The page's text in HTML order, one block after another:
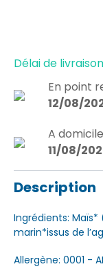
Délai de
En point
12/08/
A domicile
11/08/
Description
Ingrédients:
marin*issus de
Allergène: 0001 -